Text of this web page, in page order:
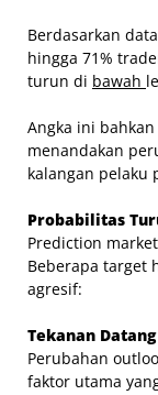
Berdasarkan
hingga 71%
turun di bawah
Angka ini
menandakan
kalangan pelaku
Probabilitas
Prediction
Beberapa target
agresif:
Tekanan
Perubahan
faktor utama